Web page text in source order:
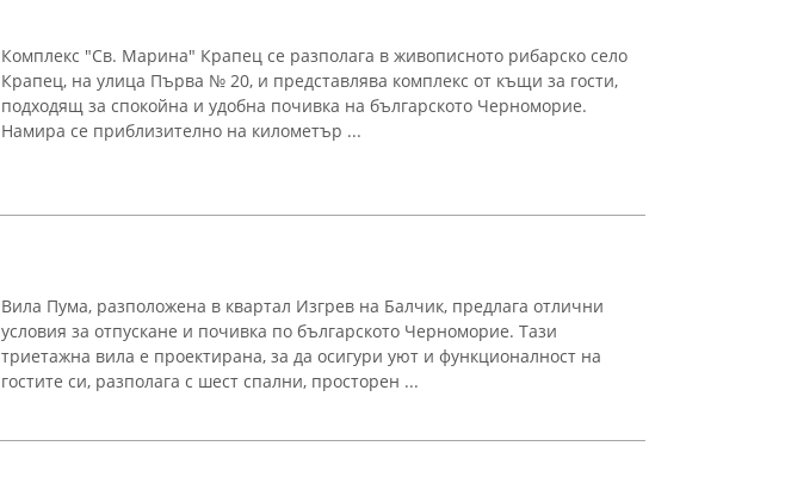
Комплекс "Св. Марина" Крапец се разполага в живописното рибарско село
Крапец, на улица Първа № 20, и представлява комплекс от къщи за гости,
подходящ за спокойна и удобна почивка на българското Черноморие.
Намира се приблизително на километър ...
Вила Пума, разположена в квартал Изгрев на Балчик, предлага отлични
условия за отпускане и почивка по българското Черноморие. Тази
триетажна вила е проектирана, за да осигури уют и функционалност на
гостите си, разполага с шест спални, просторен ...